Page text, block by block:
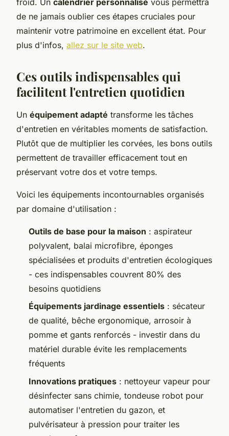
de ne jamais oublier ces étapes cruciales pour
maintenir votre patrimoine en excellent état. Pour
plus d'infos, allez sur le site web.
Ces outils indispensables qui
facilitent l'entretien quotidien
Un équipement adapté transforme les tâches
d'entretien en véritables moments de satisfaction.
Plutôt que de multiplier les corvées, les bons outils
permettent de travailler efficacement tout en
préservant votre dos et votre temps.
Voici les équipements incontournables organisés
par domaine d'utilisation :
Outils de base pour la maison : aspirateur
polyvalent, balai microfibre, éponges
spécialisées et produits d'entretien écologiques
- ces indispensables couvrent 80% des
besoins quotidiens
Équipements jardinage essentiels : sécateur
de qualité, bêche ergonomique, arrosoir à
pomme et gants renforcés - investir dans du
matériel durable évite les remplacements
fréquents
Innovations pratiques : nettoyeur vapeur pour
désinfecter sans chimie, tondeuse robot pour
automatiser l'entretien du gazon, et
pulvérisateur à pression pour traiter les